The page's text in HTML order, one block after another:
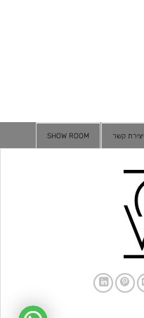
יצירת קשר SHOW ROOM